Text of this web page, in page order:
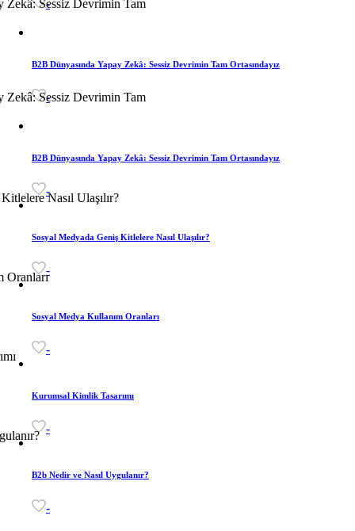
-
B2B Dünyasında Yapay Zekâ: Sessiz Devrimin Tam Ortasındayız
-
B2B Dünyasında Yapay Zekâ: Sessiz Devrimin Tam Ortasındayız
-
Sosyal Medyada Geniş Kitlelere Nasıl Ulaşılır?
-
Sosyal Medya Kullanım Oranları
-
Kurumsal Kimlik Tasarımı
-
B2b Nedir ve Nasıl Uygulanır?
-